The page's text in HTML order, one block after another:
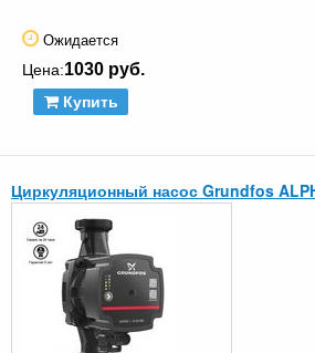
Ожидается
Цена:1030 руб.
Купить
Циркуляционный насос Grundfos